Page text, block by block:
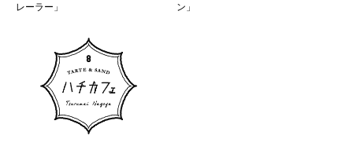
レーラー」
ン」